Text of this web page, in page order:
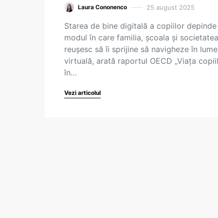
Laura Cononenco 25 august 2025
Starea de bine digitală a copiilor
modul în care familia, școala și societatea
reușesc să îi sprijine să navigheze în
virtuală, arată raportul OECD „Viața
în…
Vezi articolul